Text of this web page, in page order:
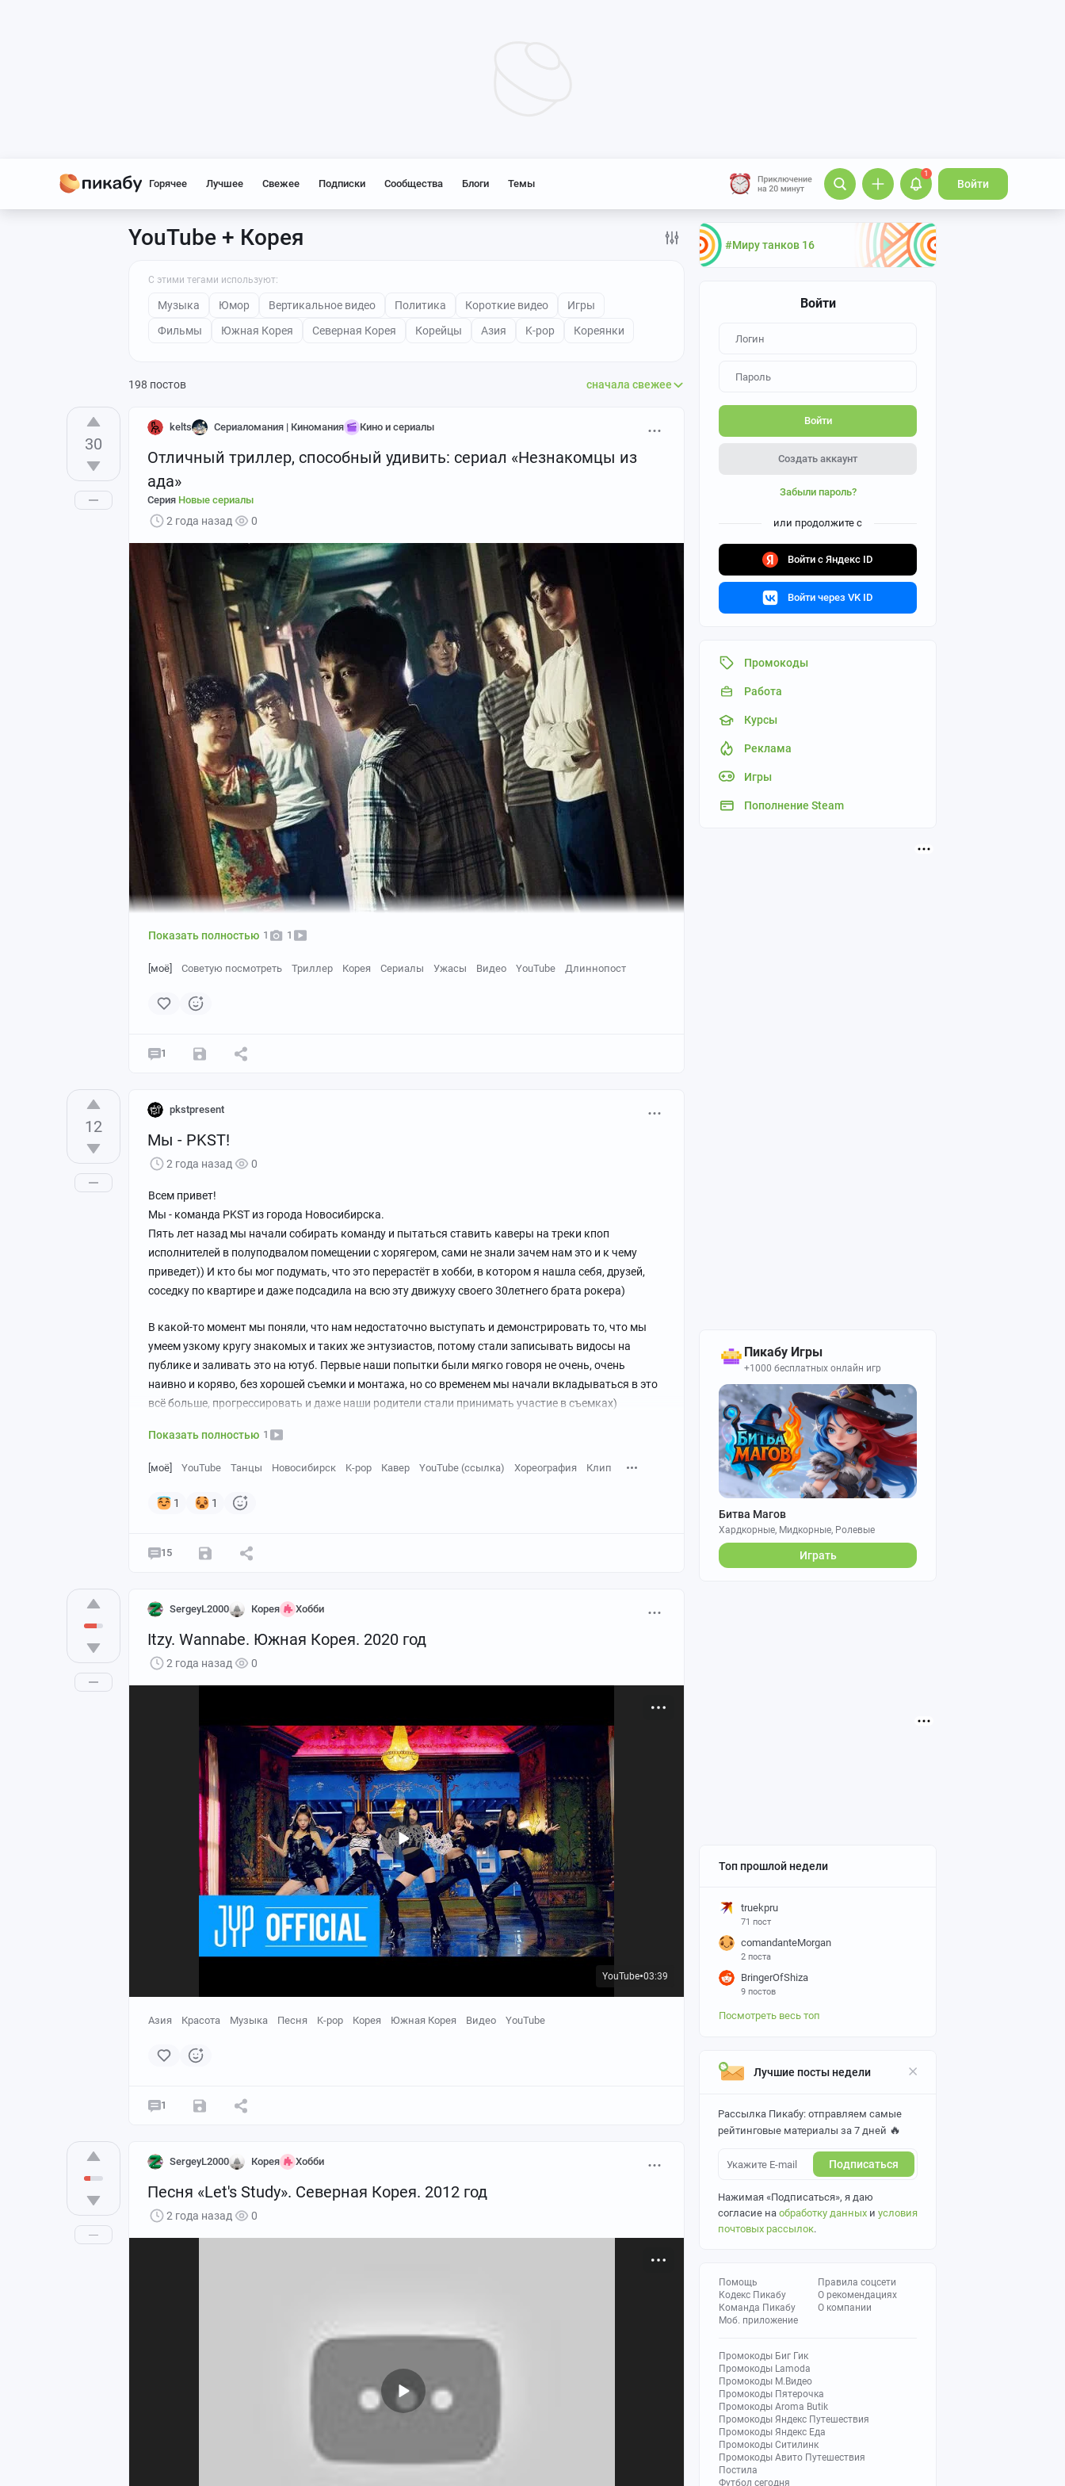
Горячее Лучшее Свежее Подписки Сообщества Блоги Темы
1
Войти
#Миру танков 16
Войти
Войти
Создать аккаунт
Забыли пароль?
или продолжите с
Войти с Яндекс ID
Войти через VK ID
Промокоды
Работа
Курсы
Реклама
Игры
Пополнение Steam
Пикабу Игры
+1000 бесплатных онлайн игр
Битва Магов
Хардкорные, Мидкорные, Ролевые
Играть
Топ прошлой недели
truekpru
71 пост
comandanteMorgan
2 поста
BringerOfShiza
9 постов
Посмотреть весь топ
Лучшие посты недели
Рассылка Пикабу: отправляем самые
рейтинговые материалы за 7 дней 🔥
Подписаться
Нажимая «Подписаться», я даю
согласие на обработку данных и условия
почтовых рассылок.
Помощь
Кодекс Пикабу
Команда Пикабу
Моб. приложение
Правила соцсети
О рекомендациях
О компании
Промокоды Биг Гик
Промокоды Lamoda
Промокоды М.Видео
Промокоды Пятерочка
Промокоды Aroma Butik
Промокоды Яндекс Путешествия
Промокоды Яндекс Еда
Промокоды Ситилинк
Промокоды Авито Путешествия
Постила
Футбол сегодня
YouTube + Корея
С этими тегами используют:
Музыка Юмор Вертикальное видео Политика Короткие видео
Игры
Фильмы
Южная Корея Северная Корея Корейцы Азия K-pop
Кореянки
198 постов сначала свежее
30
kelts Сериаломания | Киномания Кино и сериалы
Отличный триллер, способный удивить: сериал «Незнакомцы из
ада»
Серия Новые сериалы
2 года назад 0
Показать полностью 1 1
[моё] Советую посмотреть Триллер Корея Сериалы Ужасы Видео YouTube Длиннопост
1
12
pkstpresent
Мы - PKST!
2 года назад 0
Всем привет!
Мы - команда PKST из города Новосибирска.
Пять лет назад мы начали собирать команду и пытаться ставить каверы на треки кпоп
исполнителей в полуподвалом помещении с хорягером, сами не знали зачем нам это и к чему
приведет)) И кто бы мог подумать, что это перерастёт в хобби, в котором я нашла себя, друзей,
соседку по квартире и даже подсадила на всю эту движуху своего 30летнего брата рокера)
В какой-то момент мы поняли, что нам недостаточно выступать и демонстрировать то, что мы
умеем узкому кругу знакомых и таких же энтузиастов, потому стали записывать видосы на
публике и заливать это на ютуб. Первые наши попытки были мягко говоря не очень, очень
наивно и коряво, без хорошей съемки и монтажа, но со временем мы начали вкладываться в это
всё больше, прогрессировать и даже наши родители стали принимать участие в съемках)
Показать полностью 1
[моё] YouTube Танцы Новосибирск K-pop Кавер YouTube (ссылка) Хореография Клип
1 1
15
SergeyL2000 Корея Хобби
Itzy. Wannabe. Южная Корея. 2020 год
2 года назад 0
YouTube●03:39
Азия Красота Музыка Песня K-pop Корея Южная Корея Видео YouTube
1
SergeyL2000 Корея Хобби
Песня «Let's Study». Северная Корея. 2012 год
2 года назад 0